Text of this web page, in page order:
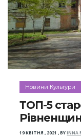
Новини Культури
ТОП-5
19 КВІТНЯ , 2021 ,BYINNA